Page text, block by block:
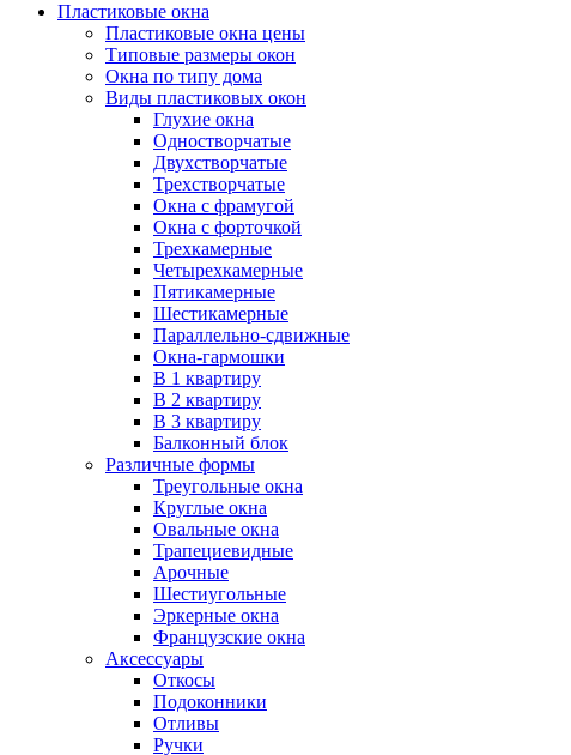
Пластиковые окна
Пластиковые окна цены
Типовые размеры окон
Окна по типу дома
Виды пластиковых окон
Глухие окна
Одностворчатые
Двухстворчатые
Трехстворчатые
Окна с фрамугой
Окна с форточкой
Трехкамерные
Четырехкамерные
Пятикамерные
Шестикамерные
Параллельно-сдвижные
Окна-гармошки
В 1 квартиру
В 2 квартиру
В 3 квартиру
Балконный блок
Различные формы
Треугольные окна
Круглые окна
Овальные окна
Трапециевидные
Арочные
Шестиугольные
Эркерные окна
Французские окна
Аксессуары
Откосы
Подоконники
Отливы
Ручки